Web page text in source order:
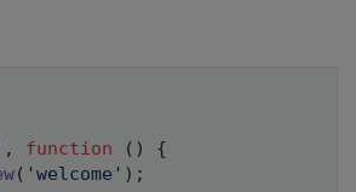
, function ( )
{
( 'welcome' ) ;